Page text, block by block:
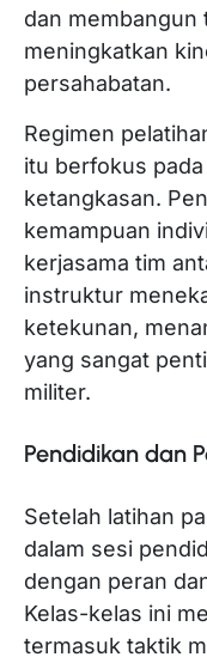
dan membangun
meningkatkan
persahabatan.
Regimen
itu berfokus
ketangkasan.
kemampuan
kerjasama tim
instruktur
ketekunan,
yang sangat
militer.
Pendidikan dan
Setelah latihan
dalam sesi
dengan peran
Kelas-kelas ini
termasuk taktik